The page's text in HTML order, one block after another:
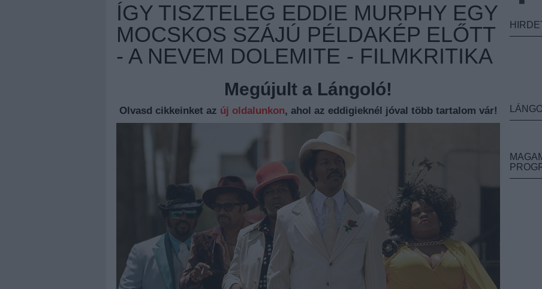
ÍGY TISZTELEG EDDIE MURPHY EGY
MOCSKOS SZÁJÚ PÉLDAKÉP ELŐTT
- A NEVEM DOLEMITE - FILMKRITIKA
Megújult a Lángoló!
Olvasd cikkeinket az új oldalunkon, ahol az eddigieknél jóval több tartalom vár!